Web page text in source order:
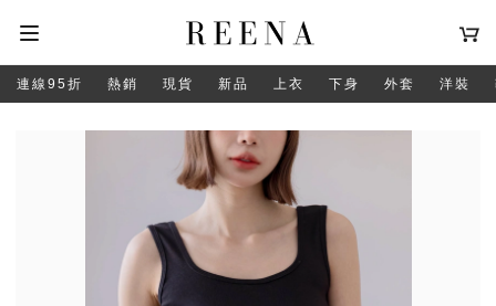
連線95折 熱銷 現貨 新品 上衣 下身 外套 洋裝